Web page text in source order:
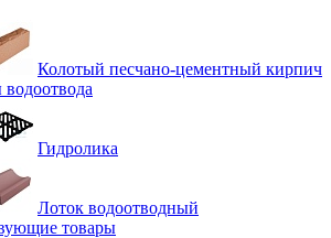
Колотый песчано-цементный кирпич
Гидролика
Лоток водоотводный
товары